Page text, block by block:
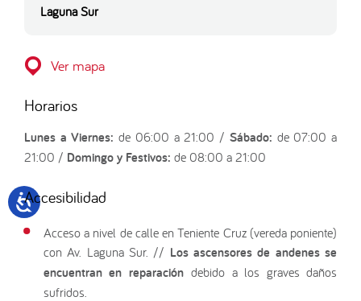
Laguna Sur
Ver mapa
Horarios
Lunes a Viernes: de 06:00 a 21:00 / Sábado: de 07:00 a
21:00 / Domingo y Festivos: de 08:00 a 21:00
Accesibilidad
Acceso a nivel de calle en Teniente Cruz (vereda poniente)
con Av. Laguna Sur. // Los ascensores de andenes se
encuentran en reparacióndebido a los graves daños
sufridos.